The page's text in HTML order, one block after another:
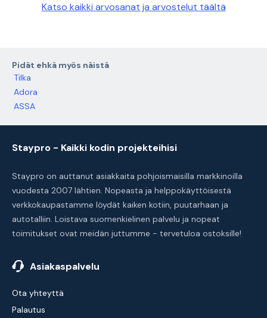
Katso kaikki arvosanat ja arvostelut täältä
Pidät ehkä myös näistä
Tilka
Adora
ASSA
Staypro - Kaikki kodin projekteihisi
Staypro on auttanut asiakkaita pohjoismaisilla markkinoilla
vuodesta 2007 lähtien. Nopeasta ja helppokäyttöisestä
verkkokaupastamme löydät kaiken kotiin, puutarhaan ja
autotalliin. Loistava suomenkielinen palvelu ja nopeat
toimitukset ovat meidän juttumme - tervetuloa ostoksille!
Asiakaspalvelu
Ota yhteyttä
Palautus